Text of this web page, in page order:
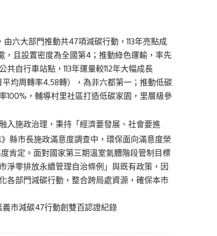
由六大部門推動共47項減碳行動，113年亮點成
，且設置密度為全國第4；推動綠色運輸，率先
自行車站點，113年運量較112年大幅成長
平均周轉率4.58轉），為非六都第一；推動低碳
100%，輔導村里社區打造低碳家園，里層級參
入施政治理，秉持「經濟要發展、社會要進
縣市長施政滿意度調查中，環保面向滿意度榮
肯定。面對國家第三期溫室氣體階段管制目標
淨零排放永續管理自治條例」與既有政策，因
各部門減碳行動，整合跨局處資源，確保本市
市減碳47行動創雙百認證紀錄